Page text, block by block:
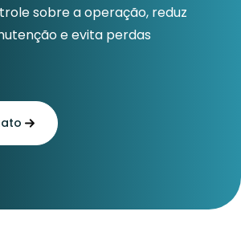
sobre a operação, reduz
e evita perdas